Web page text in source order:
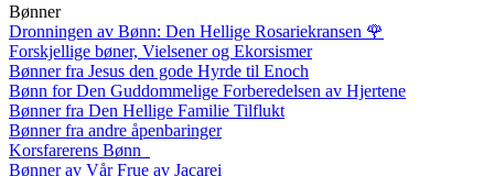
Bønner
Dronningen av Bønn: Den Hellige Rosariekransen 🌹
Forskjellige bøner, Vielsener og Ekorsismer
Bønner fra Jesus den gode Hyrde til Enoch
Bønn for Den Guddommelige Forberedelsen av Hjertene
Bønner fra Den Hellige Familie Tilflukt
Bønner fra andre åpenbaringer
Korsfarerens Bønn
Bønner av Vår Frue av Jacarei